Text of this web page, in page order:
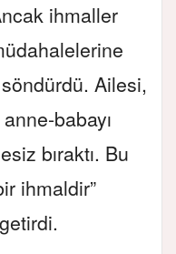
ihmaller
Ailesi,
babayı
bıraktı. Bu
ihmaldir”